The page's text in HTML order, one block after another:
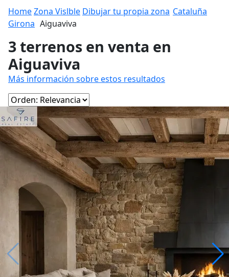
HomeZona Vislble Dibujar tu propia zona Cataluña
Girona Aiguaviva
3 terrenos en venta en
Aiguaviva
Más información sobre estos resultados